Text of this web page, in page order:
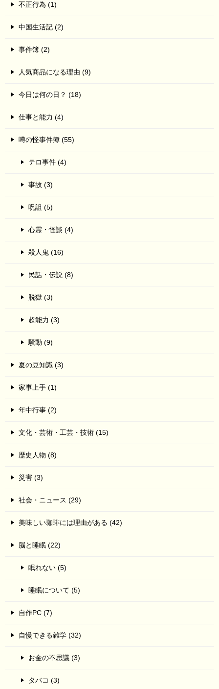
不正行為 (1)
中国生活記 (2)
事件簿 (2)
人気商品になる理由 (9)
今日は何の日？ (18)
仕事と能力 (4)
噂の怪事件簿 (55)
テロ事件 (4)
事故 (3)
呪詛 (5)
心霊・怪談 (4)
殺人鬼 (16)
民話・伝説 (8)
脱獄 (3)
超能力 (3)
騒動 (9)
夏の豆知識 (3)
家事上手 (1)
年中行事 (2)
文化・芸術・工芸・技術 (15)
歴史人物 (8)
災害 (3)
社会・ニュース (29)
美味しい珈琲には理由がある (42)
脳と睡眠 (22)
眠れない (5)
睡眠について (5)
自作PC (7)
自慢できる雑学 (32)
お金の不思議 (3)
タバコ (3)